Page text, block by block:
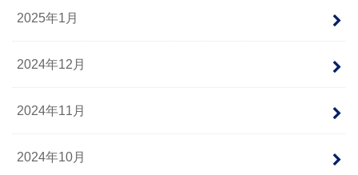
2025年1月
2024年12月
2024年11月
2024年10月